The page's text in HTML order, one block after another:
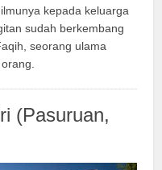
kepada keluarga
sudah berkembang
seorang ulama
(Pasuruan,